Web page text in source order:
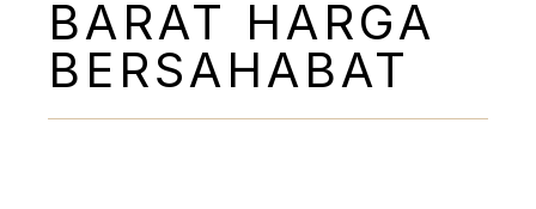
BARAT HARGA
BERSAHABAT